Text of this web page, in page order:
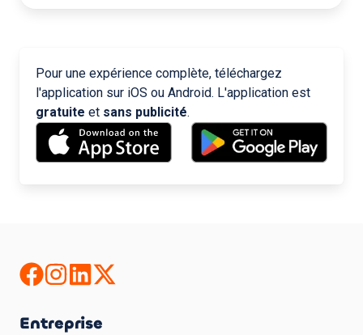
Pour une expérience complète, téléchargez
l'application sur iOS ou Android. L'application est
gratuite et sans publicité.
Entreprise